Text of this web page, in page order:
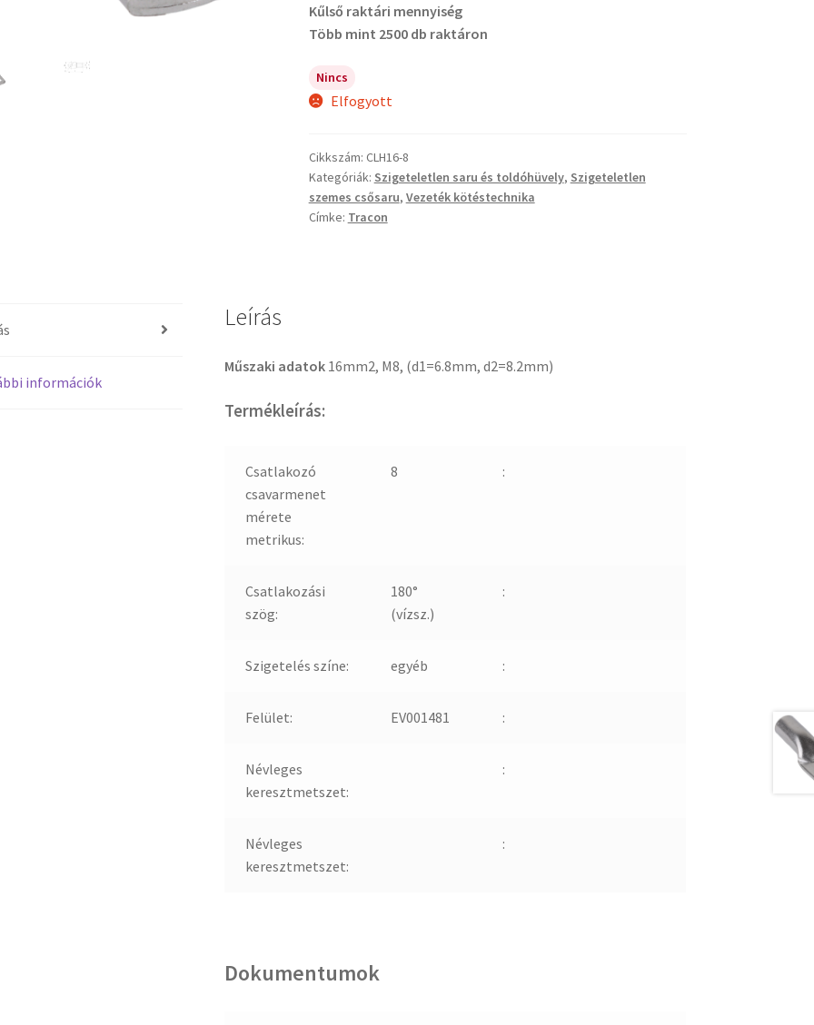
Kűlső raktári mennyiség
Több mint 2500 db raktáron
Nincs
Elfogyott
Cikkszám: CLH16-8
Kategóriák: Szigeteletlen saru és toldóhüvely, Szigeteletlen
szemes csősaru, Vezeték kötéstechnika
Címke: Tracon
információk
Leírás
Műszaki adatok 16mm2, M8, (d1=6.8mm, d2=8.2mm)
Termékleírás:
Csatlakozó
csavarmenet
mérete
metrikus:
8 :
Csatlakozási
szög:
180°
(vízsz.)
:
Szigetelés színe: egyéb :
Felület: EV001481 :
Névleges
keresztmetszet:
:
Névleges
keresztmetszet:
:
Dokumentumok